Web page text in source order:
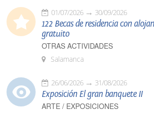
01/07/2026 30/09/2026
122 Becas de residencia con
gratuito
OTRAS ACTIVIDADES
Salamanca
26/06/2026 31/08/2026
Exposición El gran banquete II
ARTE / EXPOSICIONES